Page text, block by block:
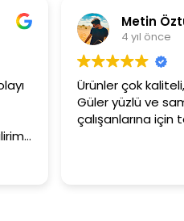
Metin Öztürk
kaliteli, fiyatlar makul.
ve samimi
için teşekkürler.